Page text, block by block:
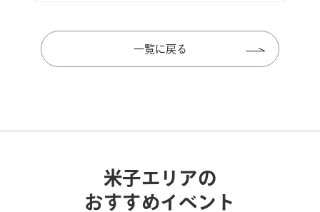
一覧に戻る
米子エリアの
おすすめイベント